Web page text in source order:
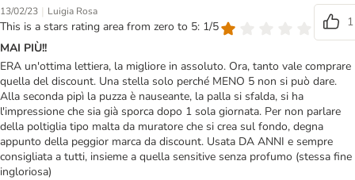
13/02/23 | Luigia Rosa
This is a stars rating area from zero to 5: 1/5
1
MAI PIÙ!!
ERA un'ottima lettiera, la migliore in assoluto. Ora, tanto vale comprare
quella del discount. Una stella solo perché MENO 5 non si può dare.
Alla seconda pipì la puzza è nauseante, la palla si sfalda, si ha
l'impressione che sia già sporca dopo 1 sola giornata. Per non parlare
della poltiglia tipo malta da muratore che si crea sul fondo, degna
appunto della peggior marca da discount. Usata DA ANNI e sempre
consigliata a tutti, insieme a quella sensitive senza profumo (stessa fine
ingloriosa)